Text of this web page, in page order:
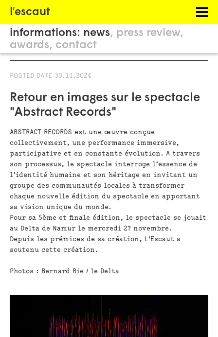
l′escaut
PHILOSOPHY
INFORMATION
informations: news
press review
awards
contact
POSTED DATE 30.11.2024
Retour en images sur le spectacle
"Abstract Records"
ABSTRACT RECORDS est une œuvre conçue
collectivement, une performance immersive,
participative et en constante évolution. A travers
son processus, le spectacle interroge l’essence de
l’identité humaine et son héritage en invitant un
groupe des communautés locales à transformer
chaque nouvelle édition du spectacle en apportant
sa vision unique du monde.
Pour sa 5ème et finale édition, le spectacle se jouait
au Delta de Namur le mercredi 27 novembre.
Depuis les prémices de sa création, L'Escaut a
soutenu cette création.
Photos : Bernard Rie / le Delta